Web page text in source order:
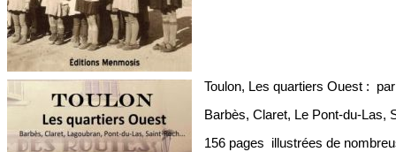
Toulon, Les quartiers Ouest :
Barbès, Claret, Le Pont-du-Las,
156 pages illustrées de